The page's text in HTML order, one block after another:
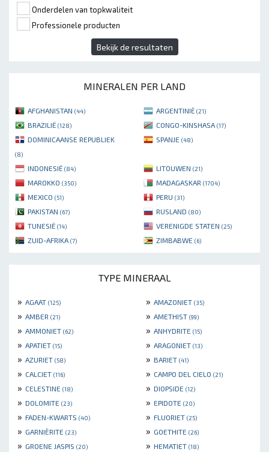
Onderdelen van topkwaliteit
Professionele producten
Bekijk de resultaten
MINERALEN PER LAND
AFGHANISTAN (44) ARGENTINIË (21)
BRAZILIË (128) CONGO-KINSHASA (17)
DOMINICAANSE REPUBLIEK
(8)
SPANJE (48)
INDONESIË (84) LITOUWEN (21)
MAROKKO (350) MADAGASKAR (1704)
MEXICO (51) PERU (31)
PAKISTAN (67) RUSLAND (80)
TUNESIË (14) VERENIGDE STATEN (25)
ZUID-AFRIKA (7) ZIMBABWE (6)
TYPE MINERAAL
» AGAAT (125) » AMAZONIET (35)
» AMBER (21) » AMETHIST (99)
» AMMONIET (62) » ANHYDRITE (15)
» APATIET (15) » ARAGONIET (13)
» AZURIET (58) » BARIET (41)
» CALCIET (116) » CAMPO DEL CIELO (21)
» CELESTINE (18) » DIOPSIDE (12)
» DOLOMITE (23) » EPIDOTE (20)
» FADEN-KWARTS (40) » FLUORIET (25)
» GARNIÈRITE (23) » GOETHITE (26)
» GROENE JASPIS (20) » HEMATIET (18)